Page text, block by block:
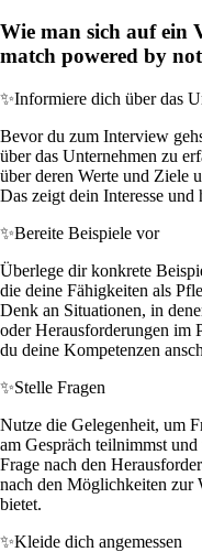
Wie man sich auf ein
match powered by
✨Informiere dich über das
Bevor du zum Interview
über das Unternehmen zu
über deren Werte und Ziele
Das zeigt dein Interesse
✨Bereite Beispiele vor
Überlege dir konkrete
die deine Fähigkeiten als
Denk an Situationen, in
oder Herausforderungen im
du deine Kompetenzen
✨Stelle Fragen
Nutze die Gelegenheit, um
am Gespräch teilnimmst
Frage nach den
nach den Möglichkeiten zur
bietet.
✨Kleide dich angemessen